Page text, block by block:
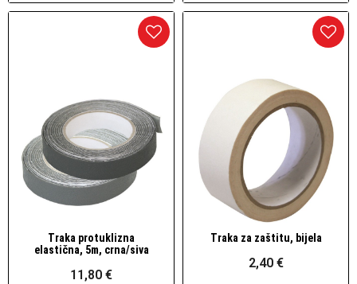
Brzi pogled
Traka protuklizna
elastična, 5m, crna/siva
11,80 €
Brzi pogled
Traka za zaštitu, bijela
2,40 €